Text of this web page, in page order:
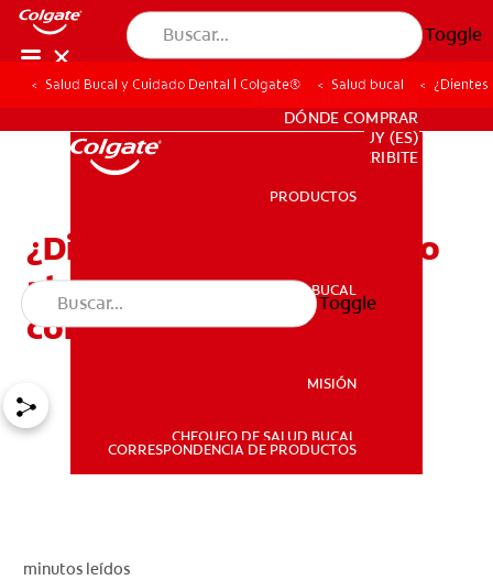
Toggle
SALUD BUCAL
PARA PROFESIONALES
DÓNDE COMPRAR
UY (ES)
SUSCRIBITE
PRODUCTOS
SALUD BUCAL
MISIÓN
CHEQUEO DE SALUD BUCAL
CORRESPONDENCIA DE PRODUCTOS
Toggle
Salud Bucal y Cuidado Dental | Colgate® Salud bucal
¿Dientes sensibles al frío o
al calor? Qué significa y
cómo ayudar
minutos leídos